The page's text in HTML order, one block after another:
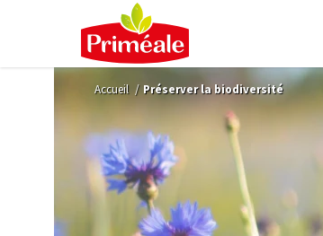
Accueil / Préserver la biodiversité